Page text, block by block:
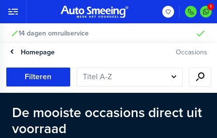
Vakkundig gecontroleerd >
Homepage Occasions
Filteren
De mooiste occasions direct uit
voorraad